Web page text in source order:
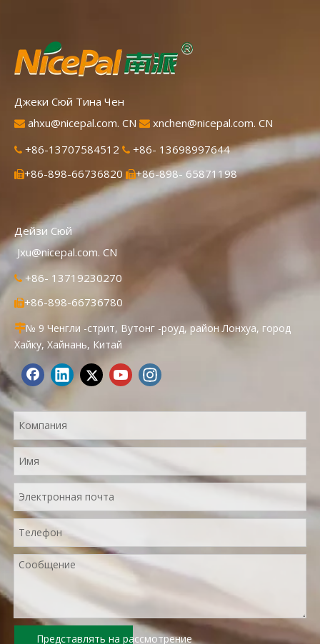
Джеки Сюй Тина Чен
 ahxu@nicepal.com. CN  xnchen@nicepal.com. CN
 +86-13707584512  +86- 13698997644
+86-898-66736820 +86-898- 65871198
Дейзи Сюй
Jxu@nicepal.com. CN
 +86- 13719230270
+86-898-66736780
№ 9 Ченгли -стрит, Вутонг -роуд, район Лонхуа, город
Хайку, Хайнань, Китай
Представлять на рассмотрение